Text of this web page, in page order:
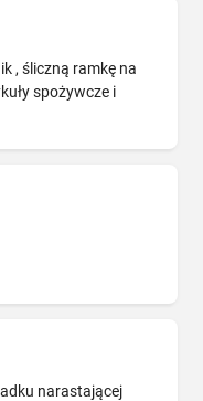
, śliczną ramkę na
spożywcze i
narastającej